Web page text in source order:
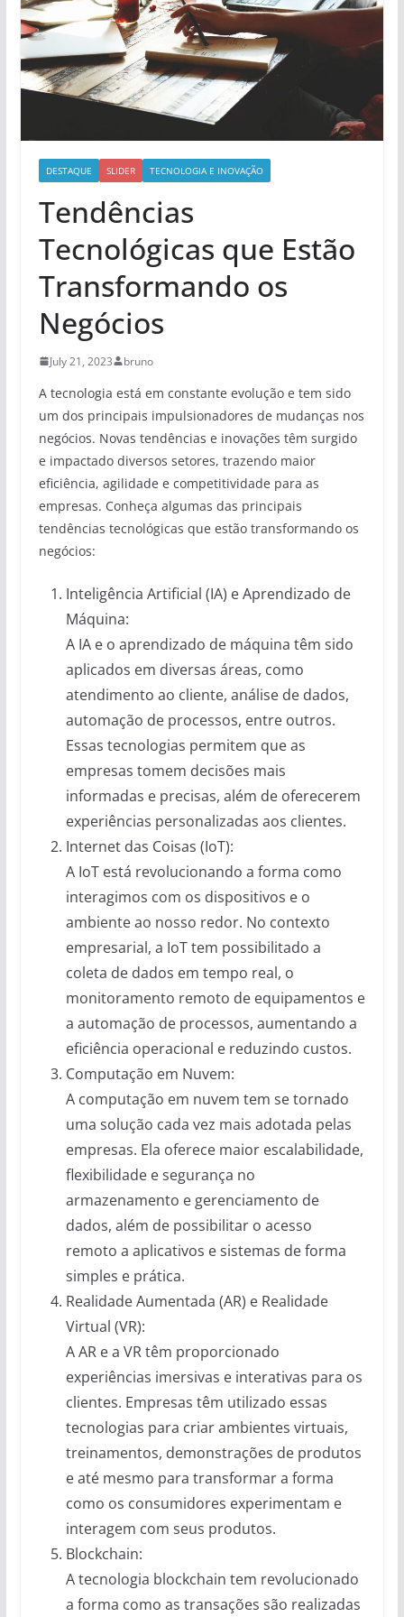
DESTAQUE SLIDER TECNOLOGIA E INOVAÇÃO
Tendências
Tecnológicas que Estão
Transformando os
Negócios
July 21, 2023 bruno
A tecnologia está em constante evolução e tem sido
um dos principais impulsionadores de mudanças nos
negócios. Novas tendências e inovações têm surgido
e impactado diversos setores, trazendo maior
eficiência, agilidade e competitividade para as
empresas. Conheça algumas das principais
tendências tecnológicas que estão transformando os
negócios:
Inteligência Artificial (IA) e Aprendizado de
Máquina:
A IA e o aprendizado de máquina têm sido
aplicados em diversas áreas, como
atendimento ao cliente, análise de dados,
automação de processos, entre outros.
Essas tecnologias permitem que as
empresas tomem decisões mais
informadas e precisas, além de oferecerem
experiências personalizadas aos clientes.
Internet das Coisas (IoT):
A IoT está revolucionando a forma como
interagimos com os dispositivos e o
ambiente ao nosso redor. No contexto
empresarial, a IoT tem possibilitado a
coleta de dados em tempo real, o
monitoramento remoto de equipamentos e
a automação de processos, aumentando a
eficiência operacional e reduzindo custos.
Computação em Nuvem:
A computação em nuvem tem se tornado
uma solução cada vez mais adotada pelas
empresas. Ela oferece maior escalabilidade,
flexibilidade e segurança no
armazenamento e gerenciamento de
dados, além de possibilitar o acesso
remoto a aplicativos e sistemas de forma
simples e prática.
Realidade Aumentada (AR) e Realidade
Virtual (VR):
A AR e a VR têm proporcionado
experiências imersivas e interativas para os
clientes. Empresas têm utilizado essas
tecnologias para criar ambientes virtuais,
treinamentos, demonstrações de produtos
e até mesmo para transformar a forma
como os consumidores experimentam e
interagem com seus produtos.
Blockchain:
A tecnologia blockchain tem revolucionado
a forma como as transações são realizadas